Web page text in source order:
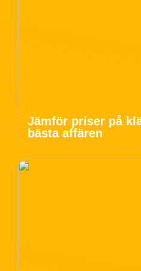
Jämför priser på
bästa affären